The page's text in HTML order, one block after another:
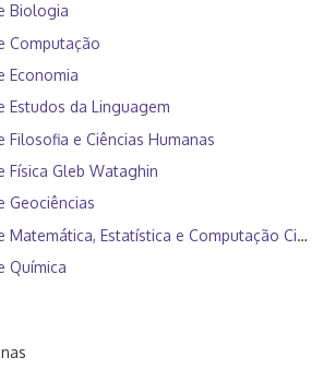
Biologia
Computação
Economia
Estudos da Linguagem
Filosofia e Ciências Humanas
Física Gleb Wataghin
Geociências
Estatística e Computação Científica
Química